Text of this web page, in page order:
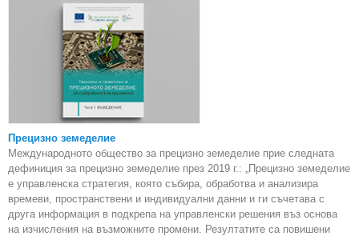
Прецизно земеделие
Международното общество за прецизно земеделие прие следната
дефиниция за прецизно земеделие през 2019 г.: „Прецизно земеделие
е управленска стратегия, която събира, обработва и анализира
времеви, пространствени и индивидуални данни и ги съчетава с
друга информация в подкрепа на управленски решения въз основа
на изчисления на възможните промени. Резултатите са повишени